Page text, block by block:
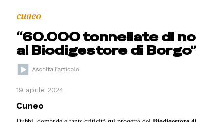
cuneo
“60.000 tonnellate di no
al Biodigestore di Borgo”
19 aprile 2024
Cuneo